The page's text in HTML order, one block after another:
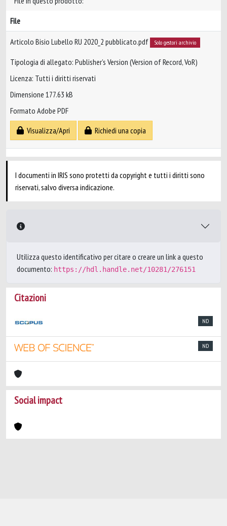
File
Articolo Bisio Lubello RU 2020_2 pubblicato.pdf Solo gestori archivio
Tipologia di allegato: Publisher’s Version (Version of Record, VoR)
Licenza: Tutti i diritti riservati
Dimensione 177.63 kB
Formato Adobe PDF
Visualizza/Apri
Richiedi una copia
I documenti in IRIS sono protetti da copyright e tutti i diritti sono
riservati, salvo diversa indicazione.
Utilizza questo identificativo per citare o creare un link a questo
documento: https://hdl.handle.net/10281/276151
Citazioni
ND
ND
Social impact